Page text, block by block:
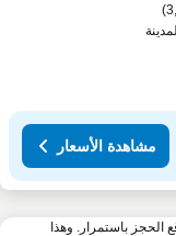
مشاهدة الأسعار
الحجز باستمرار. وهذا